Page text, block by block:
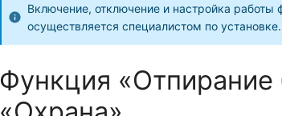
Включение, отключение и настройка работы
осуществляется специалистом по установке.
Функция